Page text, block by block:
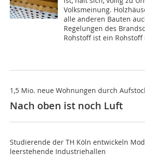
Volksmeinung.
alle anderen Bauten
Regelungen des
Rohstoff ist ein
1,5 Mio. neue Wohnungen durch
Nach oben ist noch Luft
Studierende der TH Köln entwickeln
leerstehende Industriehallen